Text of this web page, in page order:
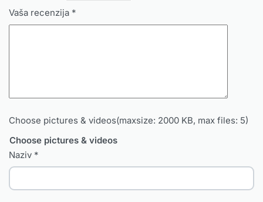
Vaša recenzija *
Choose pictures & videos(maxsize: 2000 KB, max files: 5)
Choose pictures & videos
Naziv *